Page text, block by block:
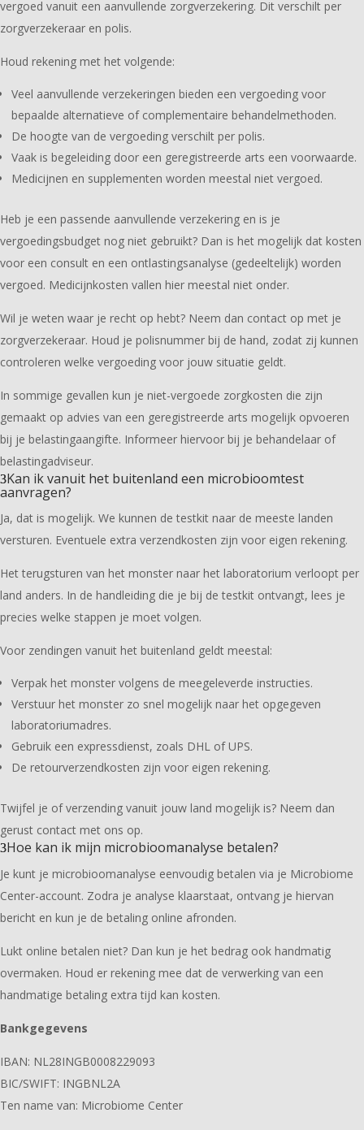
vergoed vanuit een aanvullende zorgverzekering. Dit verschilt per
zorgverzekeraar en polis.
Houd rekening met het volgende:
Veel aanvullende verzekeringen bieden een vergoeding voor
bepaalde alternatieve of complementaire behandelmethoden.
De hoogte van de vergoeding verschilt per polis.
Vaak is begeleiding door een geregistreerde arts een voorwaarde.
Medicijnen en supplementen worden meestal niet vergoed.
Heb je een passende aanvullende verzekering en is je
vergoedingsbudget nog niet gebruikt? Dan is het mogelijk dat kosten
voor een consult en een ontlastingsanalyse (gedeeltelijk) worden
vergoed. Medicijnkosten vallen hier meestal niet onder.
Wil je weten waar je recht op hebt? Neem dan contact op met je
zorgverzekeraar. Houd je polisnummer bij de hand, zodat zij kunnen
controleren welke vergoeding voor jouw situatie geldt.
In sommige gevallen kun je niet-vergoede zorgkosten die zijn
gemaakt op advies van een geregistreerde arts mogelijk opvoeren
bij je belastingaangifte. Informeer hiervoor bij je behandelaar of
belastingadviseur.
Kan ik vanuit het buitenland een microbioomtest
aanvragen?
Ja, dat is mogelijk. We kunnen de testkit naar de meeste landen
versturen. Eventuele extra verzendkosten zijn voor eigen rekening.
Het terugsturen van het monster naar het laboratorium verloopt per
land anders. In de handleiding die je bij de testkit ontvangt, lees je
precies welke stappen je moet volgen.
Voor zendingen vanuit het buitenland geldt meestal:
Verpak het monster volgens de meegeleverde instructies.
Verstuur het monster zo snel mogelijk naar het opgegeven
laboratoriumadres.
Gebruik een expressdienst, zoals DHL of UPS.
De retourverzendkosten zijn voor eigen rekening.
Twijfel je of verzending vanuit jouw land mogelijk is? Neem dan
gerust contact met ons op.
Hoe kan ik mijn microbioomanalyse betalen?
Je kunt je microbioomanalyse eenvoudig betalen via je Microbiome
Center-account. Zodra je analyse klaarstaat, ontvang je hiervan
bericht en kun je de betaling online afronden.
Lukt online betalen niet? Dan kun je het bedrag ook handmatig
overmaken. Houd er rekening mee dat de verwerking van een
handmatige betaling extra tijd kan kosten.
Bankgegevens
IBAN: NL28INGB0008229093
BIC/SWIFT: INGBNL2A
Ten name van: Microbiome Center